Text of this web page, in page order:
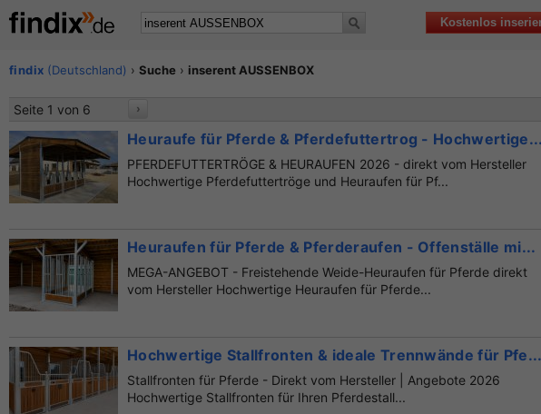
Kostenlos
findix (Deutschland) ›Suche › inserent AUSSENBOX
Seite 1 von 6 ›
Heuraufe für Pferde & Pferdefuttertrog - Hochwertige...
PFERDEFUTTERTRÖGE & HEURAUFEN 2026 - direkt vom Hersteller
Hochwertige Pferdefuttertröge und Heuraufen für Pf...
Heuraufen für Pferde & Pferderaufen - Offenställe mi...
MEGA-ANGEBOT - Freistehende Weide-Heuraufen für Pferde direkt
vom Hersteller Hochwertige Heuraufen für Pferde...
Hochwertige Stallfronten & ideale Trennwände für Pfe...
Stallfronten für Pferde - Direkt vom Hersteller | Angebote 2026
Hochwertige Stallfronten für Ihren Pferdestall...